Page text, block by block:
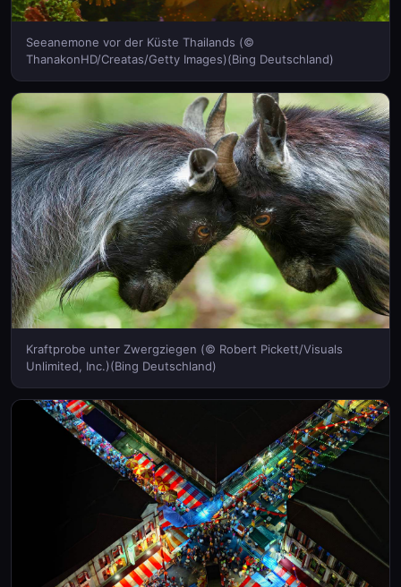
Seeanemone vor der Küste Thailands (©
ThanakonHD/Creatas/Getty Images)(Bing Deutschland)
Kraftprobe unter Zwergziegen (© Robert Pickett/Visuals
Unlimited, Inc.)(Bing Deutschland)